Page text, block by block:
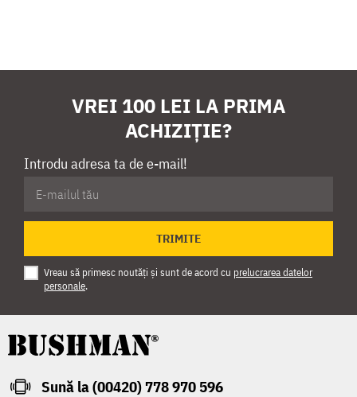
VREI 100 LEI LA PRIMA
ACHIZIȚIE?
Introdu adresa ta de e-mail!
TRIMITE
Vreau să primesc noutăți și sunt de acord cu prelucrarea datelor
personale.
Sună la (00420) 778 970 596